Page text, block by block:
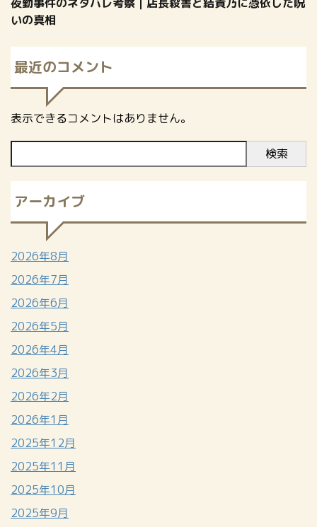
いの真相
最近のコメント
表示できるコメントはありません。
検索
アーカイブ
2026年8月
2026年7月
2026年6月
2026年5月
2026年4月
2026年3月
2026年2月
2026年1月
2025年12月
2025年11月
2025年10月
2025年9月